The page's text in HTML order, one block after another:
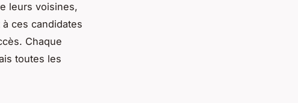
leurs voisines,
ces candidates
Chaque
toutes les